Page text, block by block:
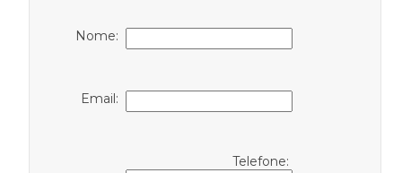
Nome:
Email:
Telefone: